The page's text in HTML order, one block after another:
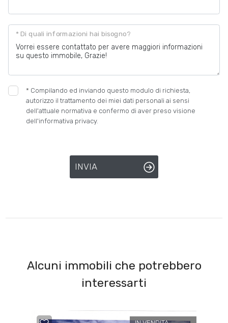
* Di quali informazioni hai bisogno?
* Compilando ed inviando questo modulo di richiesta,
autorizzo il trattamento dei miei dati personali ai sensi
dell'attuale normativa e confermo di aver preso visione
dell'informativa privacy.
INVIA
Alcuni immobili che potrebbero
interessarti
Posto auto/Box
Balcone/Terrazzo
Arredato